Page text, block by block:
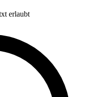
erlaubt